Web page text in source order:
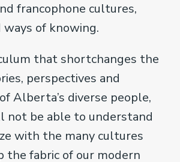
francophone cultures,
ways of knowing.
that shortchanges the
perspectives and
Alberta’s diverse people,
not be able to understand
with the many cultures
the fabric of our modern